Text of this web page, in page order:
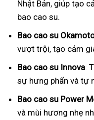
Nhật Bản, giúp tạo
bao cao su.
Bao cao su
vượt trội, tạo cảm
Bao cao su Innova:
sự hưng phấn và tự
Bao cao su Power
và mùi hương nhẹ